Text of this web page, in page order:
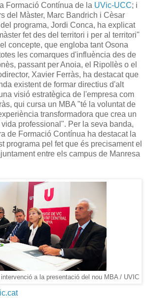
Formació Contínua de la UVic-UCC; i
del Màster, Marc Bandrich i Cèsar
programa, Jordi Conca, ha explicat
fet des del territori i per al territori"
concepte, que engloba tant Osona
les comarques d'influència des de
passant per Anoia, el Ripollès o el
Xavier Ferràs, ha destacat que
existent de formar directius d'alt
visió estratègica de l'empresa com
qui cursa un MBA "té la voluntat de
transformadora que crea un
professional". Per la seva banda,
de Formació Contínua ha destacat la
programa pel fet que és precisament el
entre els campus de Manresa
a la presentació del nou MBA / UVIC